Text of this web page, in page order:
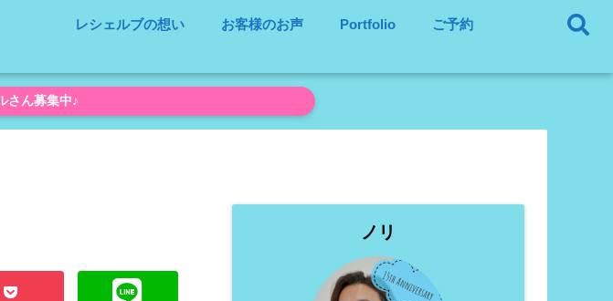
レシェルブの想い お客様のお声 Portfolio ご予約
さん募集中♪
ノリ